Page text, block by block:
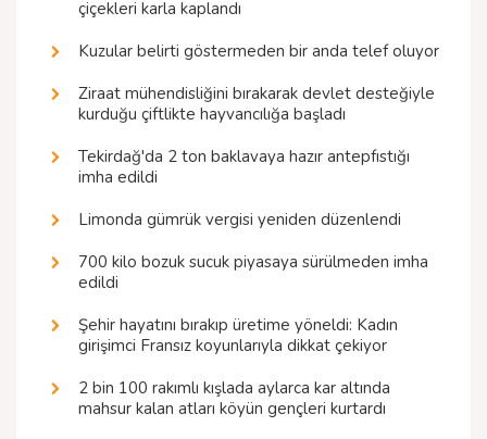
çiçekleri karla kaplandı
Kuzular belirti göstermeden bir anda telef oluyor
Ziraat mühendisliğini bırakarak devlet desteğiyle
kurduğu çiftlikte hayvancılığa başladı
Tekirdağ'da 2 ton baklavaya hazır antepfıstığı
imha edildi
Limonda gümrük vergisi yeniden düzenlendi
700 kilo bozuk sucuk piyasaya sürülmeden imha
edildi
Şehir hayatını bırakıp üretime yöneldi: Kadın
girişimci Fransız koyunlarıyla dikkat çekiyor
2 bin 100 rakımlı kışlada aylarca kar altında
mahsur kalan atları köyün gençleri kurtardı